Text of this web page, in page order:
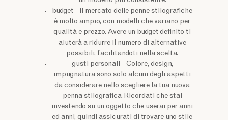
budget - il mercato delle penne stilografiche
è molto ampio, con modelli che variano per
qualità e prezzo. Avere un budget definito ti
aiuterà a ridurre il numero di alternative
possibili, facilitandoti nella scelta.
gusti personali - Colore, design,
impugnatura sono solo alcuni degli aspetti
da considerare nello scegliere la tua nuova
penna stilografica. Ricordati che stai
investendo su un oggetto che userai per anni
ed anni, quindi assicurati di trovare uno stile